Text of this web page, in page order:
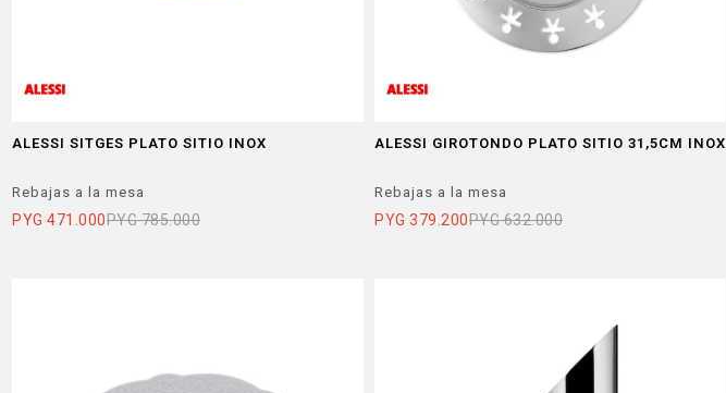
ALESSI SITGES PLATO SITIO INOX
Rebajas a la mesa
PYG 471.000PYG 785.000
ALESSI GIROTONDO PLATO SITIO 31,5CM INOX
Rebajas a la mesa
PYG 379.200PYG 632.000